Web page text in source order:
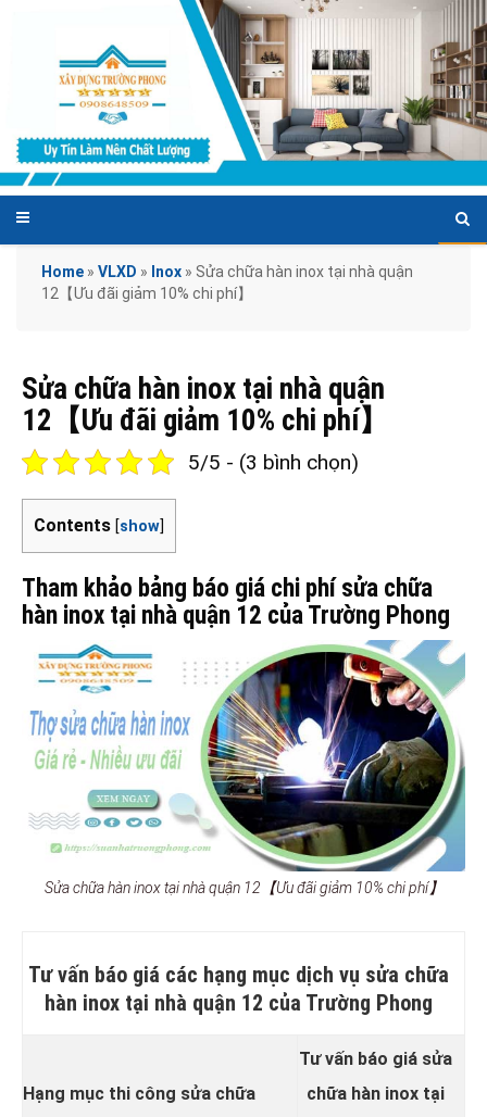
Home » VLXD » Inox » Sửa chữa hàn inox tại nhà quận
12【Ưu đãi giảm 10% chi phí】
Sửa chữa hàn inox tại nhà quận
12【Ưu đãi giảm 10% chi phí】
5/5 - (3 bình chọn)
Contents [show]
Tham khảo bảng báo giá chi phí sửa chữa
hàn inox tại nhà quận 12 của Trường Phong
Sửa chữa hàn inox tại nhà quận 12【Ưu đãi giảm 10% chi phí】
Tư vấn báo giá các hạng mục dịch vụ sửa chữa
hàn inox tại nhà quận 12 của Trường Phong
Hạng mục thi công sửa chữa
Tư vấn báo giá sửa
chữa hàn inox tại